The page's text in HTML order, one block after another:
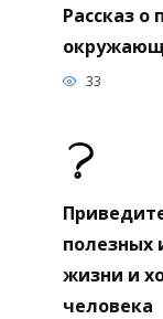
Рассказ о
33
полезных
жизни и
человека